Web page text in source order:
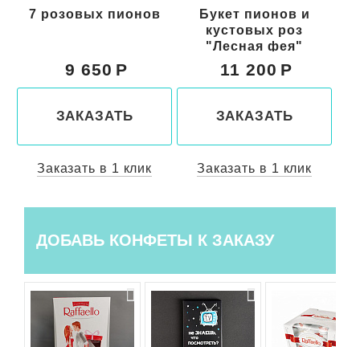
7 розовых пионов
9 650
ЗАКАЗАТЬ
Заказать в 1 клик
Букет пионов и
кустовых роз
"Лесная фея"
11 200
ЗАКАЗАТЬ
Заказать в 1 клик
ДОБАВЬ КОНФЕТЫ К ЗАКАЗУ